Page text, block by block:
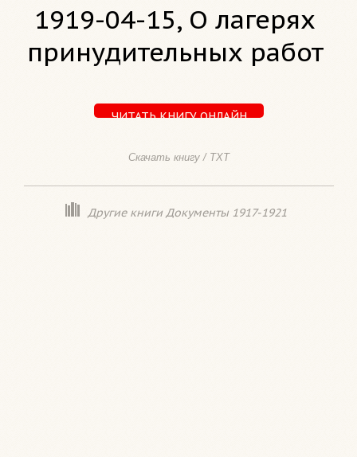
1919-04-15, О лагерях
принудительных работ
ЧИТАТЬ КНИГУ ОНЛАЙН
Скачать книгу / TXT
Другие книги Документы 1917-1921